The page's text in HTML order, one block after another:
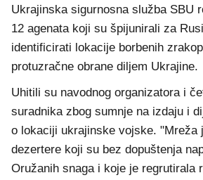
Ukrajinska sigurnosna služba SBU
12 agenata koji su špijunirali za
identificirati lokacije borbenih
protuzračne obrane diljem Ukrajine.
Uhitili su navodnog organizatora i
suradnika zbog sumnje na izdaju i
o lokaciji ukrajinske vojske. "Mreža
dezertere koji su bez dopuštenja
Oružanih snaga i koje je regrutirala